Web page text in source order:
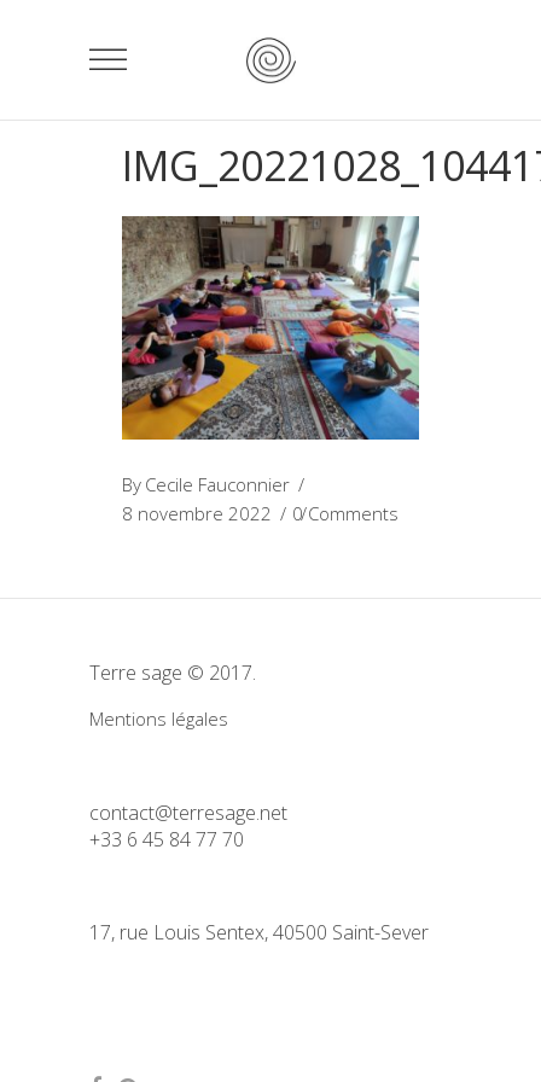
By Cecile Fauconnier
8 novembre 2022
0 Comments
Terre sage © 2017.
Mentions légales
contact@terresage.net
+33 6 45 84 77 70
17, rue Louis Sentex, 40500 Saint-Sever